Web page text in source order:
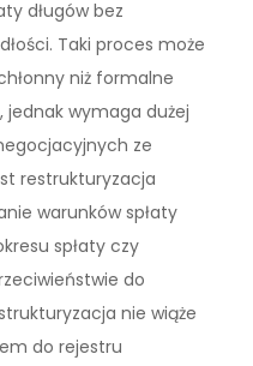
długów bez
Taki proces może
niż formalne
jednak wymaga dużej
ze
restrukturyzacja
warunków spłaty
spłaty czy
do
nie wiąże
do rejestru